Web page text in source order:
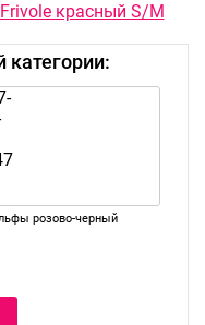
красный S/M
категории:
розово-черный